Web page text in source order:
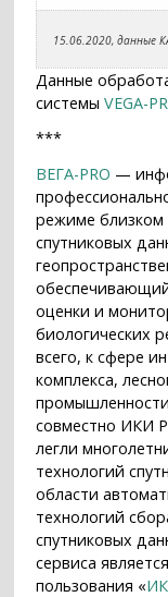
15.06.2020, данные
Данные
системыVEGA-
***
ВЕГА-PRO —
режиме близком
спутниковых
оценки и
биологических
всего, к сфере
комплекса,
совместно ИКИ
легли
технологий
области
технологий
спутниковых
сервиса
пользования «